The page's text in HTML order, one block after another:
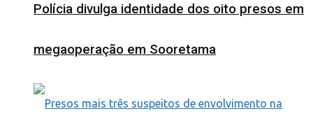
Polícia divulga identidade dos oito presos em
megaoperação em Sooretama